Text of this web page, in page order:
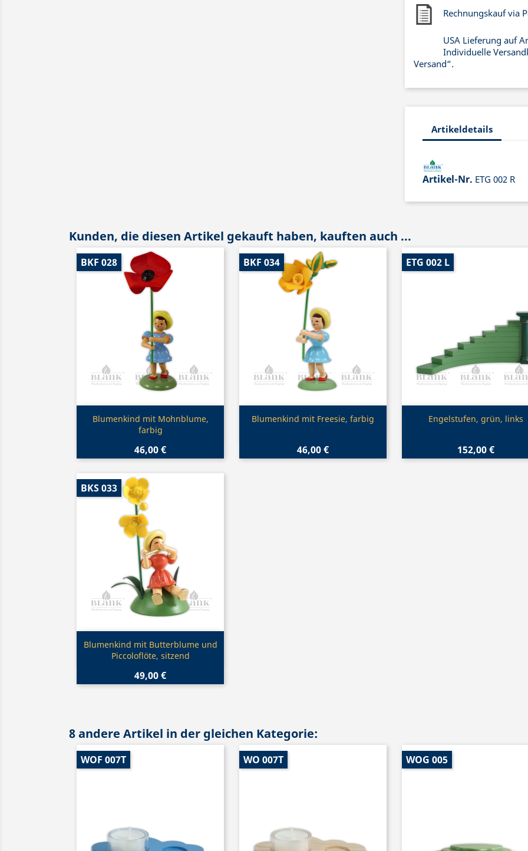
Rechnungskauf via
USA Lieferung auf
Individuelle
Versand“.
Artikeldetails
Artikel-Nr. ETG 002 R
Kunden, die diesen Artikel gekauft haben, kauften auch ...
Vorschau
Blumenkind mit Mohnblume,
farbig
46,00 €
BKF 028
Vorschau
Blumenkind mit Freesie, farbig
46,00 €
BKF 034
Vorschau
Engelstufen, grün, links
152,00 €
ETG 002 L
Vorschau
Blumenkind mit Butterblume und
Piccoloflöte, sitzend
49,00 €
BKS 033
8 andere Artikel in der gleichen Kategorie:
WOF 007T WO 007T WOG 005